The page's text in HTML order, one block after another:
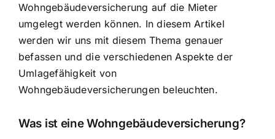
Wohngebäudeversicherung auf die Mieter
umgelegt werden können. In diesem Artikel
werden wir uns mit diesem Thema genauer
befassen und die verschiedenen Aspekte der
Umlagefähigkeit von
Wohngebäudeversicherungen beleuchten.
Was ist eine Wohngebäudeversicherung?